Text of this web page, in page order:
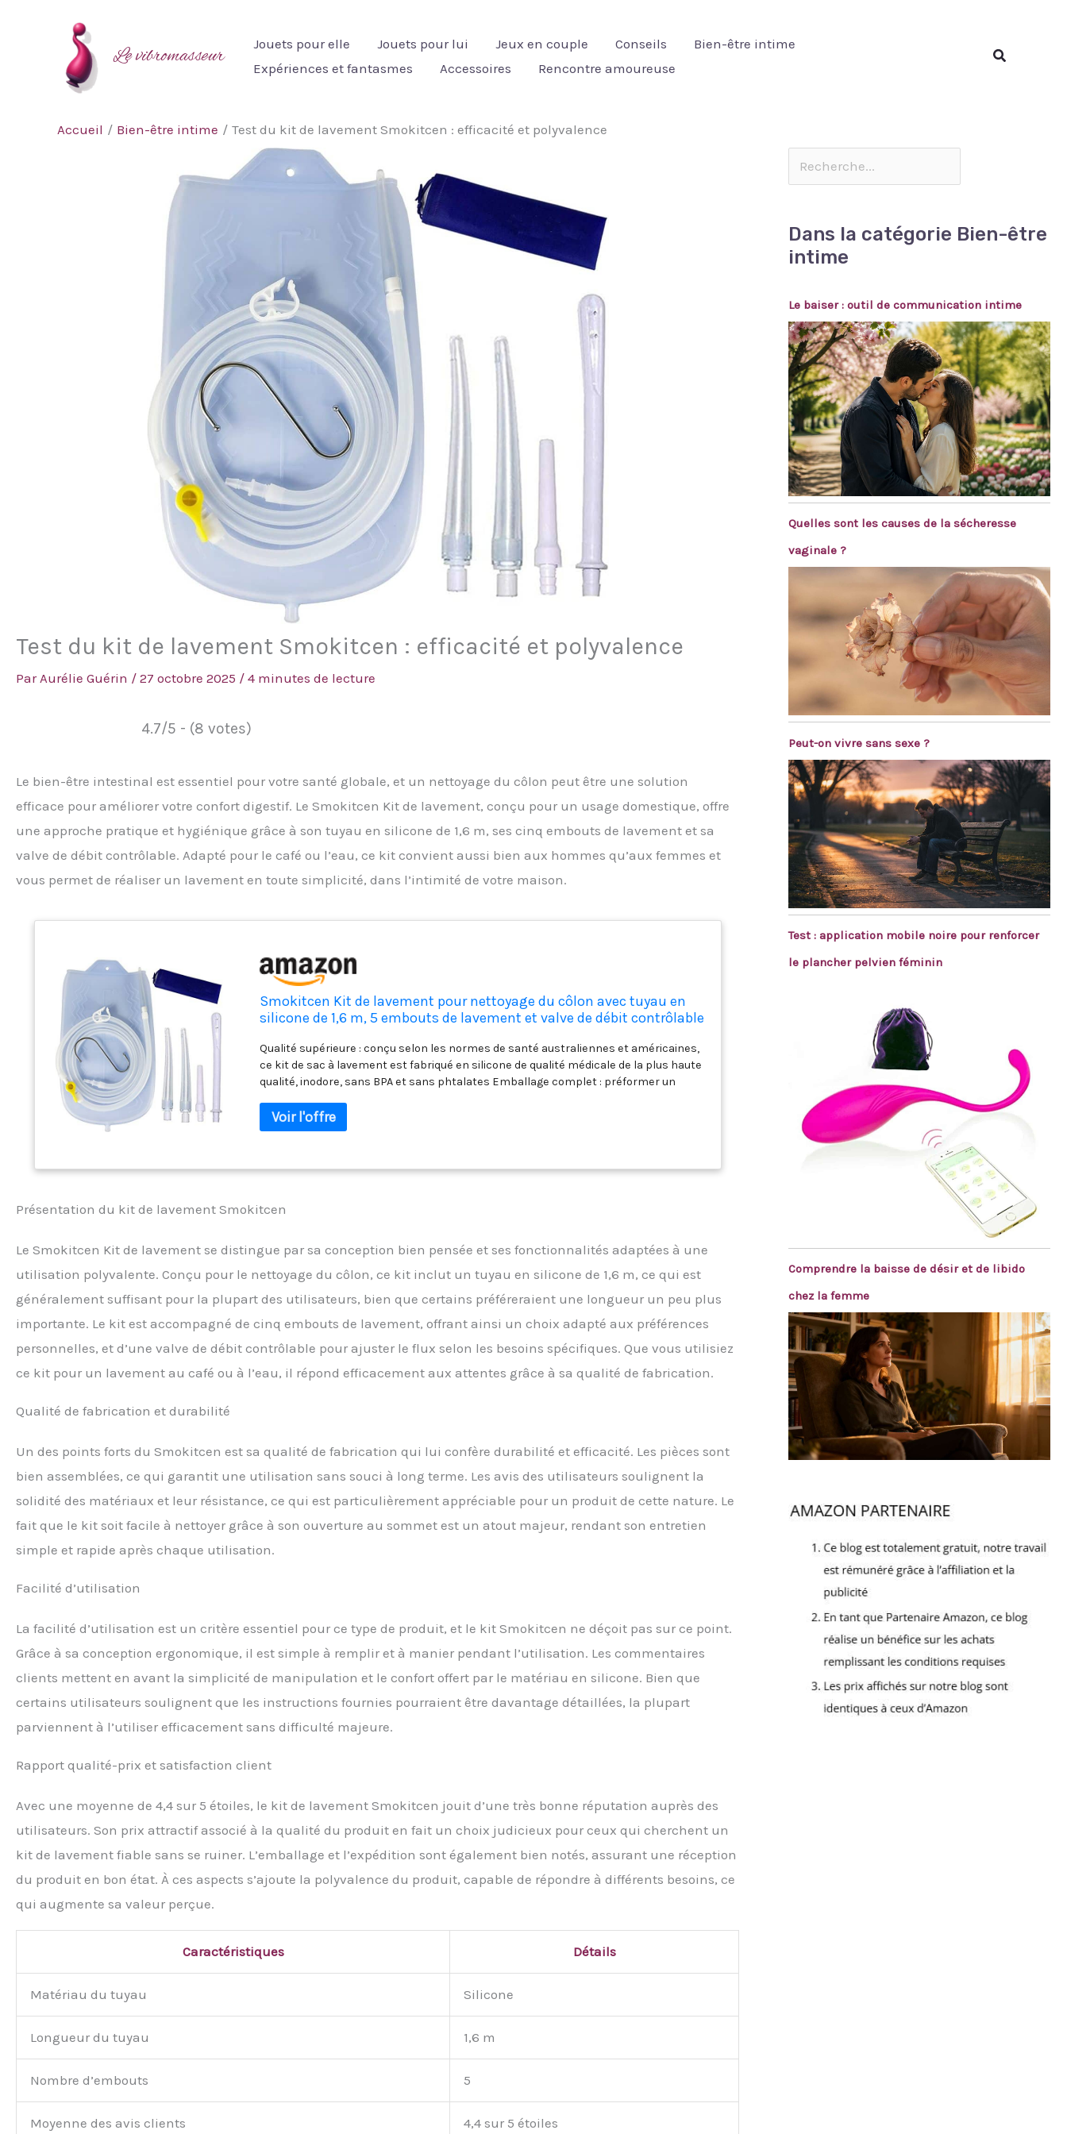
Le vibromasseur Jouets pour elle Jouets pour lui Jeux en couple Conseils
Bien-être intime
Expériences et fantasmes
Accessoires Rencontre amoureuse
Rechercher
Accueil Bien-être intime Test du kit de lavement Smokitcen : efficacité et polyvalence
Test du kit de lavement Smokitcen : efficacité et polyvalence
Par Aurélie Guérin / 27 octobre 2025 / 4 minutes de lecture
4.7/5 - (8 votes)
Le bien-être intestinal est essentiel pour votre santé globale, et un nettoyage du côlon peut être une solution
efficace pour améliorer votre confort digestif. Le Smokitcen Kit de lavement, conçu pour un usage domestique, offre
une approche pratique et hygiénique grâce à son tuyau en silicone de 1,6 m, ses cinq embouts de lavement et sa
valve de débit contrôlable. Adapté pour le café ou l’eau, ce kit convient aussi bien aux hommes qu’aux femmes et
vous permet de réaliser un lavement en toute simplicité, dans l’intimité de votre maison.
Smokitcen Kit de lavement pour nettoyage du côlon avec tuyau en
silicone de 1,6 m, 5 embouts de lavement et valve de débit contrôlable
Qualité supérieure : conçu selon les normes de santé australiennes et américaines,
ce kit de sac à lavement est fabriqué en silicone de qualité médicale de la plus haute
qualité, inodore, sans BPA et sans phtalates Emballage complet : préformer un
tuyau de 1,5 m de long, 5 embouts de lavement remplaçables de tailles multiples et 1
crochet de suspension en métal pour vous permettre de profiter du soulagement du
baignoire. Mécanisme contrôlable : le sac de lavement à café est livré avec un clapet
permet de contrôler le débit de l'eau de lavement afin que vous puissiez profiter
kit de lavement de 2 litres vous offre un moyen facile et sûr d'appliquer des
santé. Utilisez le sac de lavement pour aider à soulager la douleur du corps, la
constipation, nettoyer votre bol et améliorer votre santé personnelle. Utilisations
multiples : le kit de lavement pour nettoyage du côlon est adapté à tous les types de
lavements hydrothérapie, tels que le nettoyage du côlon détox, la thérapie Garson, le
lavement au café et le nettoyage à l'eau. Le kit de désintoxication lavement peut
également être utilisé comme poche d'eau chaude/froide.
Présentation du kit de lavement Smokitcen
Le Smokitcen Kit de lavement se distingue par sa conception bien pensée et ses fonctionnalités adaptées à une
utilisation polyvalente. Conçu pour le nettoyage du côlon, ce kit inclut un tuyau en silicone de 1,6 m, ce qui est
généralement suffisant pour la plupart des utilisateurs, bien que certains préféreraient une longueur un peu plus
importante. Le kit est accompagné de cinq embouts de lavement, offrant ainsi un choix adapté aux préférences
personnelles, et d’une valve de débit contrôlable pour ajuster le flux selon les besoins spécifiques. Que vous utilisiez
ce kit pour un lavement au café ou à l’eau, il répond efficacement aux attentes grâce à sa qualité de fabrication.
Qualité de fabrication et durabilité
Un des points forts du Smokitcen est sa qualité de fabrication qui lui confère durabilité et efficacité. Les pièces sont
bien assemblées, ce qui garantit une utilisation sans souci à long terme. Les avis des utilisateurs soulignent la
solidité des matériaux et leur résistance, ce qui est particulièrement appréciable pour un produit de cette nature. Le
fait que le kit soit facile à nettoyer grâce à son ouverture au sommet est un atout majeur, rendant son entretien
simple et rapide après chaque utilisation.
Facilité d’utilisation
La facilité d’utilisation est un critère essentiel pour ce type de produit, et le kit Smokitcen ne déçoit pas sur ce point.
Grâce à sa conception ergonomique, il est simple à remplir et à manier pendant l’utilisation. Les commentaires
clients mettent en avant la simplicité de manipulation et le confort offert par le matériau en silicone. Bien que
certains utilisateurs soulignent que les instructions fournies pourraient être davantage détaillées, la plupart
parviennent à l’utiliser efficacement sans difficulté majeure.
Rapport qualité-prix et satisfaction client
Avec une moyenne de 4,4 sur 5 étoiles, le kit de lavement Smokitcen jouit d’une très bonne réputation auprès des
utilisateurs. Son prix attractif associé à la qualité du produit en fait un choix judicieux pour ceux qui cherchent un
kit de lavement fiable sans se ruiner. L’emballage et l’expédition sont également bien notés, assurant une réception
du produit en bon état. À ces aspects s’ajoute la polyvalence du produit, capable de répondre à différents besoins, ce
qui augmente sa valeur perçue.
Caractéristiques Détails
Matériau du tuyau Silicone
Longueur du tuyau 1,6 m
Nombre d’embouts 5
Moyenne des avis clients 4,4 sur 5 étoiles
Dans la catégorie Bien-être
intime
Le baiser : outil de communication intime
Quelles sont les causes de la sécheresse
vaginale ?
Peut-on vivre sans sexe ?
Test : application mobile noire pour renforcer
le plancher pelvien féminin
Comprendre la baisse de désir et de libido
chez la femme